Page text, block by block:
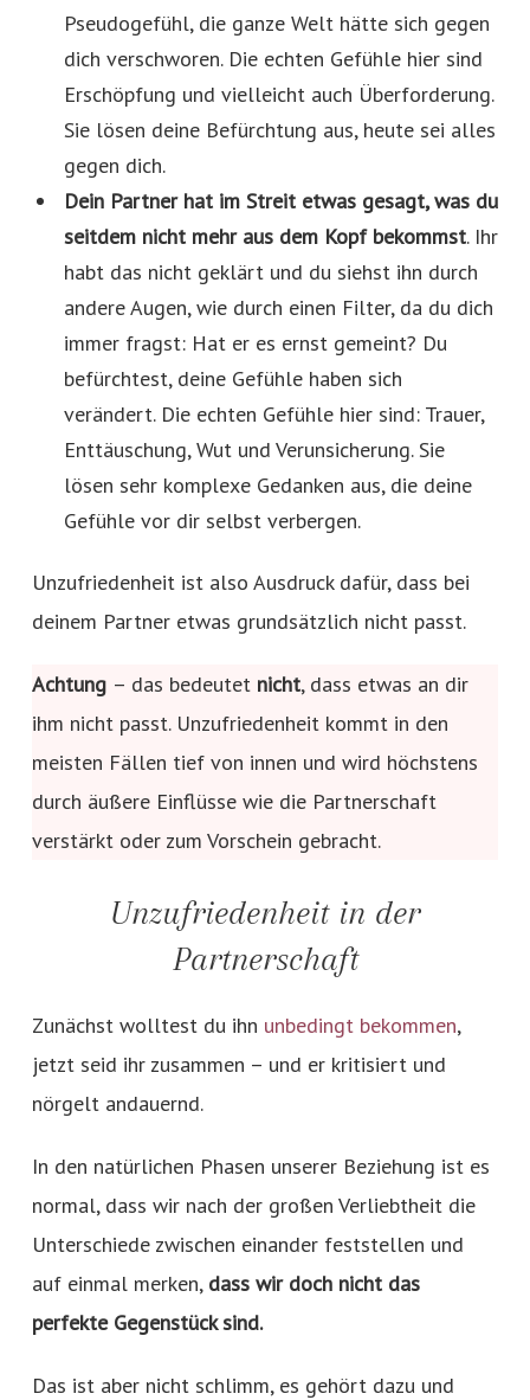
Pseudogefühl, die ganze Welt hätte sich gegen
dich verschworen. Die echten Gefühle hier sind
Erschöpfung und vielleicht auch Überforderung.
Sie lösen deine Befürchtung aus, heute sei alles
gegen dich.
Dein Partner hat im Streit etwas gesagt, was du
seitdem nicht mehr aus dem Kopf bekommst. Ihr
habt das nicht geklärt und du siehst ihn durch
andere Augen, wie durch einen Filter, da du dich
immer fragst: Hat er es ernst gemeint? Du
befürchtest, deine Gefühle haben sich
verändert. Die echten Gefühle hier sind: Trauer,
Enttäuschung, Wut und Verunsicherung. Sie
lösen sehr komplexe Gedanken aus, die deine
Gefühle vor dir selbst verbergen.
Unzufriedenheit ist also Ausdruck dafür, dass bei
deinem Partner etwas grundsätzlich nicht passt.
Achtung – das bedeutet nicht, dass etwas an dir
ihm nicht passt. Unzufriedenheit kommt in den
meisten Fällen tief von innen und wird höchstens
durch äußere Einflüsse wie die Partnerschaft
verstärkt oder zum Vorschein gebracht.
Unzufriedenheit in der
Partnerschaft
Zunächst wolltest du ihn unbedingt bekommen,
jetzt seid ihr zusammen – und er kritisiert und
nörgelt andauernd.
In den natürlichen Phasen unserer Beziehung ist es
normal, dass wir nach der großen Verliebtheit die
Unterschiede zwischen einander feststellen und
auf einmal merken, dass wir doch nicht das
perfekte Gegenstück sind.
Das ist aber nicht schlimm, es gehört dazu und